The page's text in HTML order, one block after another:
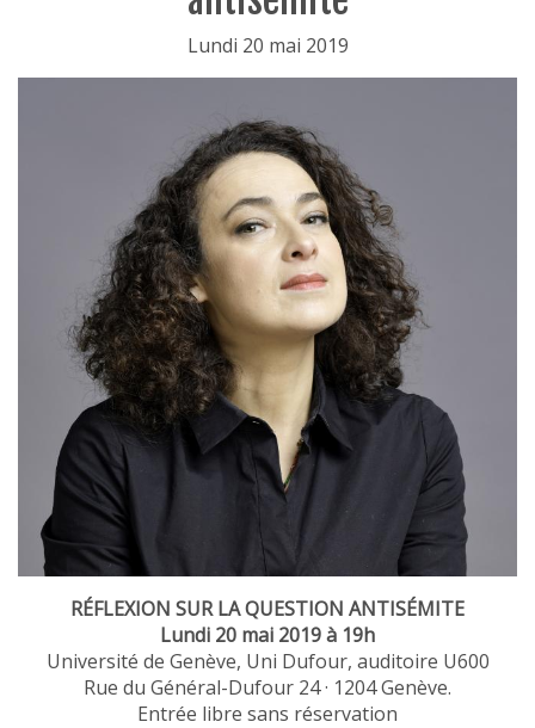
Lundi 20 mai 2019
RÉFLEXION SUR LA QUESTION ANTISÉMITE
Lundi 20 mai 2019 à 19h
Université de Genève, Uni Dufour, auditoire U600
Rue du Général-Dufour 24 · 1204 Genève.
Entrée libre sans réservation